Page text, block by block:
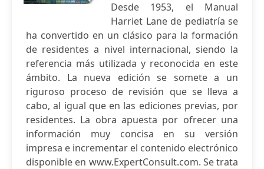
Desde 1953, el Manual
Harriet Lane de pediatría se
ha convertido en un clásico para la formación
de residentes a nivel internacional, siendo la
referencia más utilizada y reconocida en este
ámbito. La nueva edición se somete a un
riguroso proceso de revisión que se lleva a
cabo, al igual que en las ediciones previas, por
residentes. La obra apuesta por ofrecer una
información muy concisa en su versión
impresa e incrementar el contenido electrónico
disponible en www.ExpertConsult.com. Se trata